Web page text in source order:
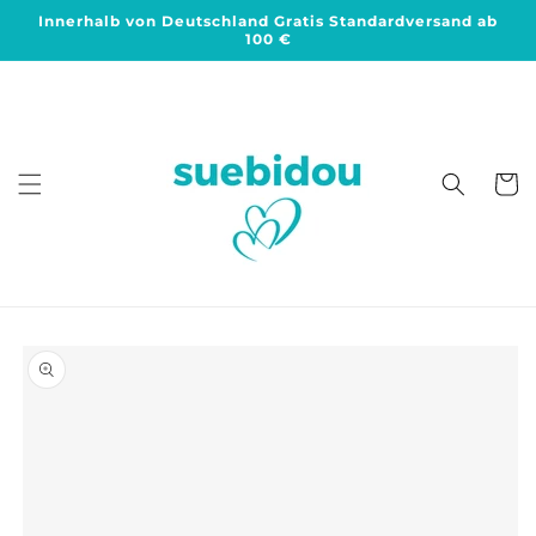
zum
Innerhalb von Deutschland Gratis Standardversand ab
100 €